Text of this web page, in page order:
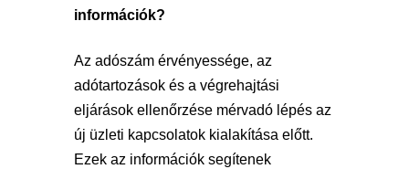
információk?
Az adószám érvényessége, az
adótartozások és a végrehajtási
eljárások ellenőrzése mérvadó lépés az
új üzleti kapcsolatok kialakítása előtt.
Ezek az információk segítenek